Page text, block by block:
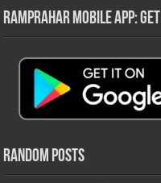
RamPrahar Mobile App:
Random Posts